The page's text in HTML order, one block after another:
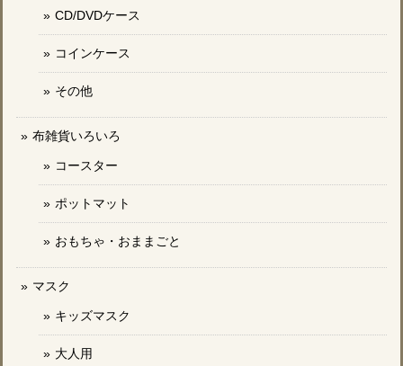
CD/DVDケース
コインケース
その他
布雑貨いろいろ
コースター
ポットマット
おもちゃ・おままごと
マスク
キッズマスク
大人用